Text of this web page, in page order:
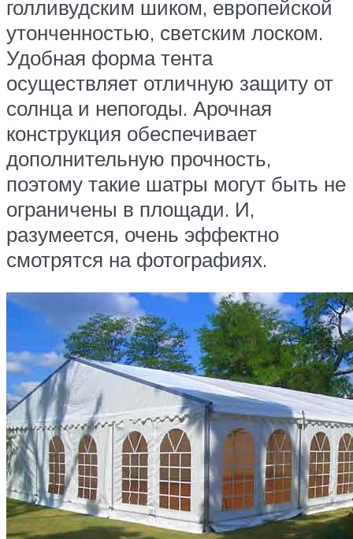
голливудским шиком, европейской
утонченностью, светским лоском.
Удобная форма тента
осуществляет отличную защиту от
солнца и непогоды. Арочная
конструкция обеспечивает
дополнительную прочность,
поэтому такие шатры могут быть не
ограничены в площади. И,
разумеется, очень эффектно
смотрятся на фотографиях.